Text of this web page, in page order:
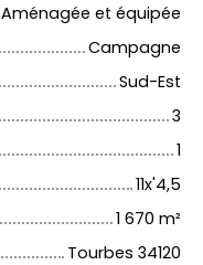
Aménagée et équipée
Campagne
Sud-Est
3
1
11x'4,5
1 670 m²
Tourbes 34120